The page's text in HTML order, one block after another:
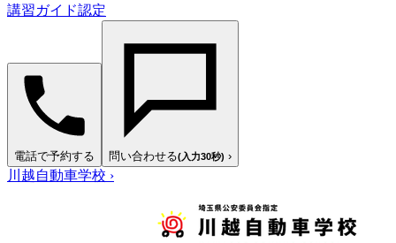
講習ガイド認定
電話で予約する 問い合わせる(入力30秒) ›
川越自動車学校 ›